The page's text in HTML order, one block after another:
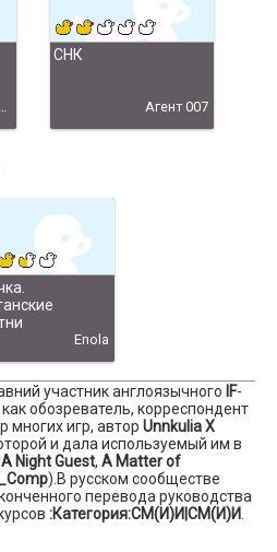
СНК
Агент 007
Enola
участник англоязычного IF-
обозреватель, корреспондент
многих игр, автор Unnkulia X
и дала используемый им в
A Night Guest, A Matter of
).В русском сообществе
перевода руководства
:Категория:СМ(И)И|СМ(И)И